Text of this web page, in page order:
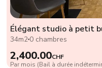
Élégant studio à petit
34m2 0 chambres
2,400.00CHF
Par mois (Bail à durée